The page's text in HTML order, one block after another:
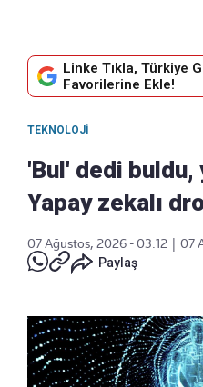
Linke Tıkla, Türkiye
Favorilerine Ekle!
TEKNOLOJI
'Bul' dedi
Yapay zekalı
07 Ağustos, 2026 - 03:12
07
Paylaş